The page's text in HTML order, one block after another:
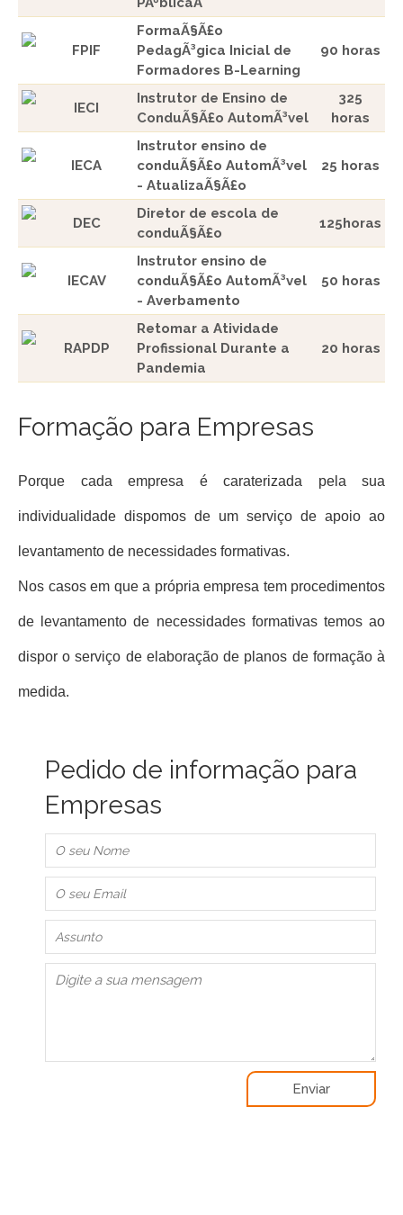
FPIF
FormaÃ§Ã£o
PedagÃ³gica Inicial de
Formadores B-Learning
90 horas
IECI
Instrutor de Ensino de
ConduÃ§Ã£o AutomÃ³vel
325
horas
IECA
Instrutor ensino de
conduÃ§Ã£o AutomÃ³vel
- AtualizaÃ§Ã£o
25 horas
DEC
Diretor de escola de
conduÃ§Ã£o
125horas
IECAV
Instrutor ensino de
conduÃ§Ã£o AutomÃ³vel
- Averbamento
50 horas
RAPDP
Retomar a Atividade
Profissional Durante a
Pandemia
20 horas
Formação para Empresas
Porque cada empresa é caraterizada pela sua
individualidade dispomos de um serviço de apoio ao
levantamento de necessidades formativas.
Nos casos em que a própria empresa tem procedimentos
de levantamento de necessidades formativas temos ao
dispor o serviço de elaboração de planos de formação à
medida.
Pedido de informação para
Empresas